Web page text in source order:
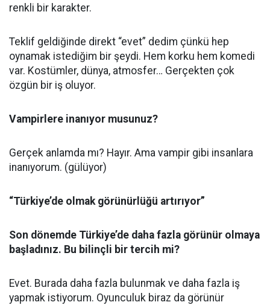
renkli bir karakter.
Teklif geldiğinde direkt “evet” dedim çünkü hep
oynamak istediğim bir şeydi. Hem korku hem komedi
var. Kostümler, dünya, atmosfer… Gerçekten çok
özgün bir iş oluyor.
Vampirlere inanıyor musunuz?
Gerçek anlamda mı? Hayır. Ama vampir gibi insanlara
inanıyorum. (gülüyor)
“Türkiye’de olmak görünürlüğü artırıyor”
Son dönemde Türkiye’de daha fazla görünür olmaya
başladınız. Bu bilinçli bir tercih mi?
Evet. Burada daha fazla bulunmak ve daha fazla iş
yapmak istiyorum. Oyunculuk biraz da görünür